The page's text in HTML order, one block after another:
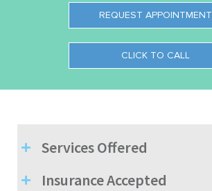
REQUEST APPOINTMENT
CLICK TO CALL
Services Offered
Insurance Accepted